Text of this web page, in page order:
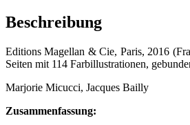
Beschreibung
Editions Magellan & Cie, Paris, 2016
Seiten mit 114 Farbillustrationen,
Marjorie Micucci, Jacques Bailly
Zusammenfassung: